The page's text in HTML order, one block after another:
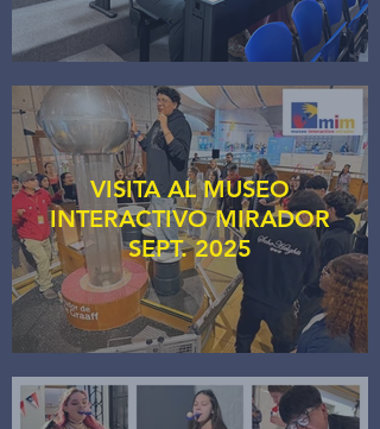
VISITA AL MUSEO
INTERACTIVO MIRADOR
SEPT. 2025